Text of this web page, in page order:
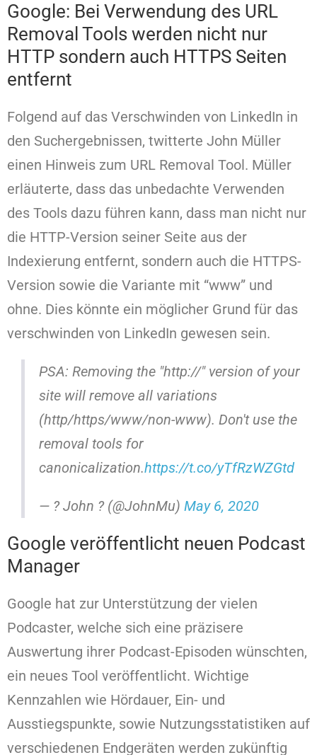
Google: Bei Verwendung des URL
Removal Tools werden nicht nur
HTTP sondern auch HTTPS Seiten
entfernt
Folgend auf das Verschwinden von LinkedIn in
den Suchergebnissen, twitterte John Müller
einen Hinweis zum URL Removal Tool. Müller
erläuterte, dass das unbedachte Verwenden
des Tools dazu führen kann, dass man nicht nur
die HTTP-Version seiner Seite aus der
Indexierung entfernt, sondern auch die HTTPS-
Version sowie die Variante mit “www” und
ohne. Dies könnte ein möglicher Grund für das
verschwinden von LinkedIn gewesen sein.
PSA: Removing the "http://" version of your
site will remove all variations
(http/https/www/non-www). Don't use the
removal tools for
canonicalization.https://t.co/yTfRzWZGtd
— ? John ? (@JohnMu) May 6, 2020
Google veröffentlicht neuen Podcast
Manager
Google hat zur Unterstützung der vielen
Podcaster, welche sich eine präzisere
Auswertung ihrer Podcast-Episoden wünschten,
ein neues Tool veröffentlicht. Wichtige
Kennzahlen wie Hördauer, Ein- und
Ausstiegspunkte, sowie Nutzungsstatistiken auf
verschiedenen Endgeräten werden zukünftig